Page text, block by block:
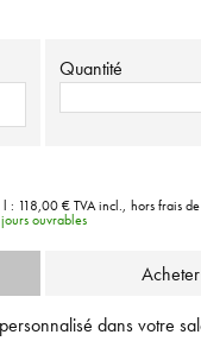
Quantité
l : 118,00 € TVA incl., hors frais
ouvrables
dans votre